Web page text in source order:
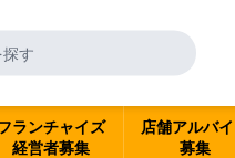
ランチャイズ
経営者募集
店舗アルバ
募集